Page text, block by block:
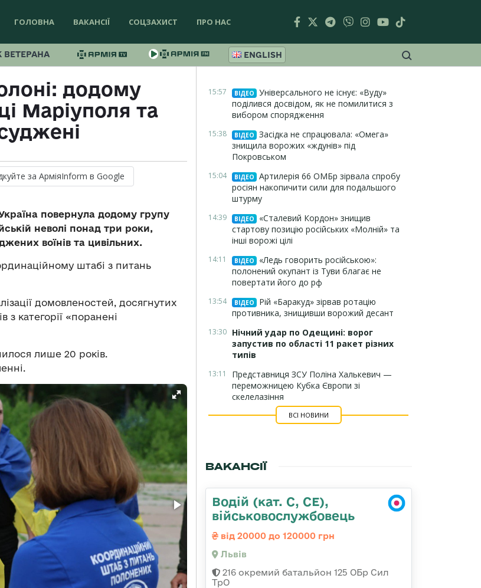
ГОЛОВНА ВАКАНСІЇ СОЦЗАХИСТ ПРО НАС
ВЕТЕРАНА ENGLISH
додому
Маріуполя та
за АрміяInform в Google
повернула додому групу
неволі понад три роки,
воїнів та цивільних.
штабі з питань
домовленостей, досягнутих
категорії «поранені
лише 20 років.
15:57 ВІДЕО
Універсального не існує: «Вуду»
поділився досвідом, як не помилитися з
вибором спорядження
15:38 ВІДЕО
Засідка не спрацювала: «Омега»
знищила ворожих «ждунів» під
Покровськом
15:04 ВІДЕО
Артилерія 66 ОМБр зірвала спробу
росіян накопичити сили для подальшого
штурму
14:39 ВІДЕО
«Сталевий Кордон» знищив
стартову позицію російських «Молній» та
інші ворожі цілі
14:11 ВІДЕО
«Ледь говорить російською»:
полонений окупант із Туви благає не
повертати його до рф
13:54 ВІДЕО
Рій «Баракуд» зірвав ротацію
противника, знищивши ворожий десант
13:30 Нічний удар по Одещині: ворог
запустив по області 11 ракет різних
типів
13:11
Представниця ЗСУ Поліна Халькевич —
переможницею Кубка Європи зі
скелелазіння
ВСІ НОВИНИ
ВАКАНСІЇ
Водій (кат. С, СЕ),
військовослужбовець
від 20000 до 120000 грн
Львів
216 окремий батальйон 125 ОБр Сил
ТрО